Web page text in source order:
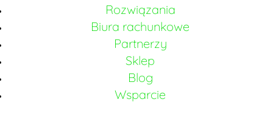
Rozwiązania
Biura rachunkowe
Partnerzy
Sklep
Blog
Wsparcie